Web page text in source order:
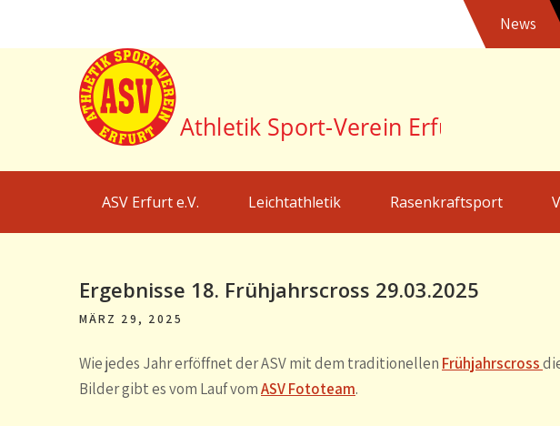
News
Ergebnisse 18.
ASV Erfurt e.V.
ASV Erfurt e.V. Leichtathletik Rasenkraftsport
Ergebnisse 18. Frühjahrscross 29.03.2025
MÄRZ 29, 2025
Wie jedes Jahr erföffnet der ASV mit dem traditionellen Frühjahrscross
Bilder gibt es vom Lauf vomASV Fototeam.